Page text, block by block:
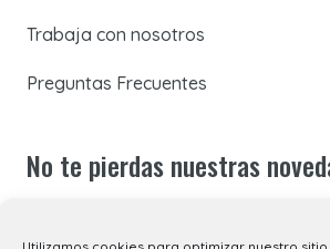
Trabaja con nosotros
Preguntas Frecuentes
No te pierdas nuestras